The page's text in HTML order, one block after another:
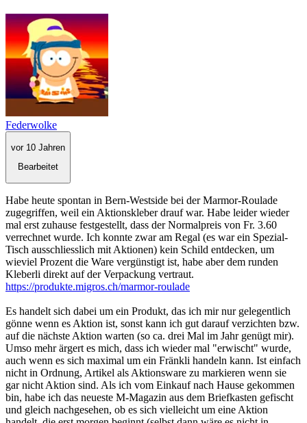
Federwolke
vor 10 Jahren
Bearbeitet
Habe heute spontan in Bern-Westside bei der Marmor-Roulade
zugegriffen, weil ein Aktionskleber drauf war. Habe leider wieder
mal erst zuhause festgestellt, dass der Normalpreis von Fr. 3.60
verrechnet wurde. Ich konnte zwar am Regal (es war ein Spezial-
Tisch ausschliesslich mit Aktionen) kein Schild entdecken, um
wieviel Prozent die Ware vergünstigt ist, habe aber dem runden
Kleberli direkt auf der Verpackung vertraut.
https://produkte.migros.ch/marmor-roulade
Es handelt sich dabei um ein Produkt, das ich mir nur gelegentlich
gönne wenn es Aktion ist, sonst kann ich gut darauf verzichten bzw.
auf die nächste Aktion warten (so ca. drei Mal im Jahr genügt mir).
Umso mehr ärgert es mich, dass ich wieder mal "erwischt" wurde,
auch wenn es sich maximal um ein Fränkli handeln kann. Ist einfach
nicht in Ordnung, Artikel als Aktionsware zu markieren wenn sie
gar nicht Aktion sind. Als ich vom Einkauf nach Hause gekommen
bin, habe ich das neueste M-Magazin aus dem Briefkasten gefischt
und gleich nachgesehen, ob es sich vielleicht um eine Aktion